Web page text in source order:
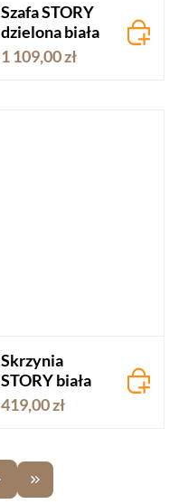
Szafa STORY
dzielona biała
1 109,00 zł
Skrzynia
STORY biała
419,00 zł
Przejdź do ostatniej